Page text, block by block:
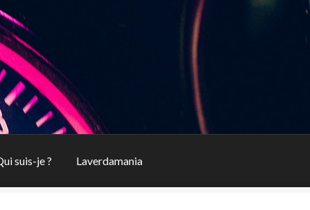
suis-je ? Laverdamania